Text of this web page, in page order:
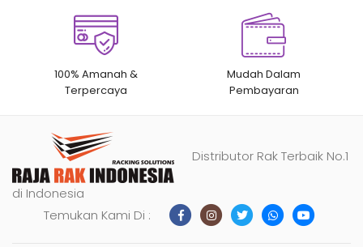
100% Amanah &
Terpercaya
Mudah Dalam
Pembayaran
Distributor Rak Terbaik No.1
di Indonesia
Temukan Kami Di :